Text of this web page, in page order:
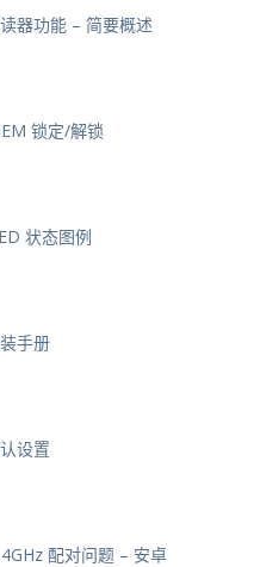
器功能 – 简要概述
锁定/解锁
状态图例
手册
设置
配对问题 – 安卓